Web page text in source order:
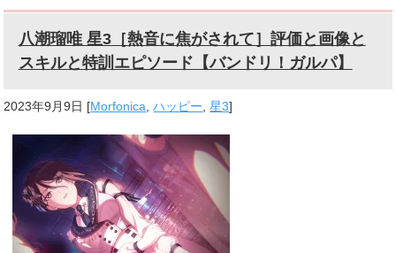
八潮瑠唯 星3［熱音に焦がされて］評価と画像と
スキルと特訓エピソード【バンドリ！ガルパ】
2023年9月9日 [Morfonica ,ハッピー ,星3]